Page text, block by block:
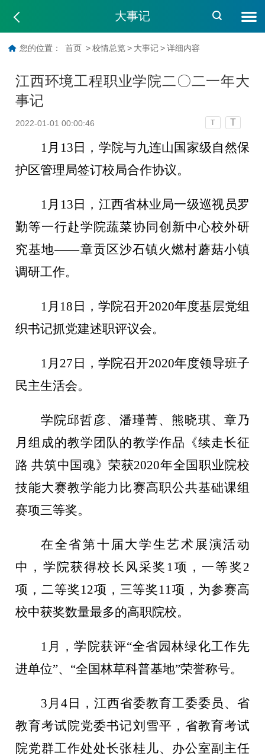
大事记
您的位置： 首页 > 校情总览 > 大事记 > 详细内容
江西环境工程职业学院二〇二一年大
事记
2022-01-01 00:00:46 T T
1月13日，学院与九连山国家级自然保
护区管理局签订校局合作协议。
1月13日，江西省林业局一级巡视员罗
勤等一行赴学院蔬菜协同创新中心校外研
究基地——章贡区沙石镇火燃村蘑菇小镇
调研工作。
1月18日，学院召开2020年度基层党组
织书记抓党建述职评议会。
1月27日，学院召开2020年度领导班子
民主生活会。
学院邱哲彦、潘瑾菁、熊晓琪、章乃
月组成的教学团队的教学作品《续走长征
路 共筑中国魂》荣获2020年全国职业院校
技能大赛教学能力比赛高职公共基础课组
赛项三等奖。
在全省第十届大学生艺术展演活动
中，学院获得校长风采奖 1项，一等奖2
项，二等奖12项，三等奖11项，为参赛高
校中获奖数量最多的高职院校。
1月，学院获评“全省园林绿化工作先
进单位”、“全国林草科普基地”荣誉称号。
3月4日，江西省委教育工委委员、省
教育考试院党委书记刘雪平，省教育考试
院党群工作处处长张桂儿、办公室副主任